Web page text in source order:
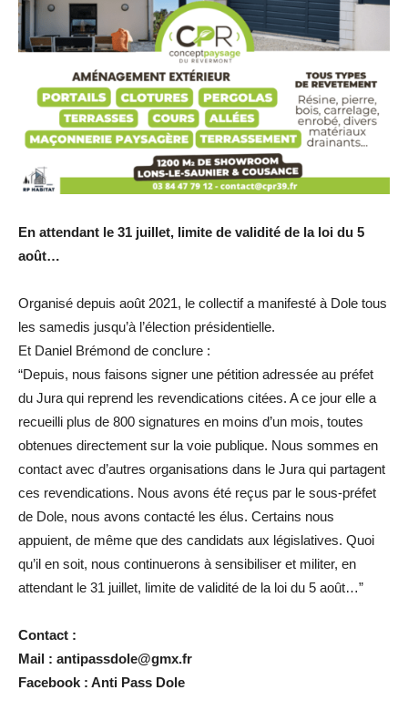
En attendant le 31 juillet, limite de validité de la loi du 5
août…
Organisé depuis août 2021, le collectif a manifesté à Dole tous
les samedis jusqu’à l’élection présidentielle.
Et Daniel Brémond de conclure :
“Depuis, nous faisons signer une pétition adressée au préfet
du Jura qui reprend les revendications citées. A ce jour elle a
recueilli plus de 800 signatures en moins d’un mois, toutes
obtenues directement sur la voie publique. Nous sommes en
contact avec d’autres organisations dans le Jura qui partagent
ces revendications. Nous avons été reçus par le sous-préfet
de Dole, nous avons contacté les élus. Certains nous
appuient, de même que des candidats aux législatives. Quoi
qu’il en soit, nous continuerons à sensibiliser et militer, en
attendant le 31 juillet, limite de validité de la loi du 5 août…”
Contact :
Mail : antipassdole@gmx.fr
Facebook : Anti Pass Dole